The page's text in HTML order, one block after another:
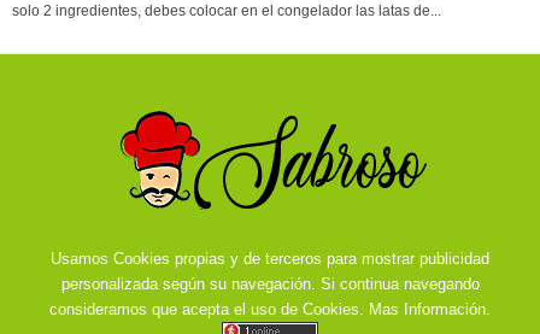
solo 2 ingredientes, debes colocar en el congelador las latas de...
Usamos Cookies propias y de terceros para mostrar publicidad
personalizada según su navegación. Si continua navegando
consideramos que acepta el uso de Cookies. Mas Información.